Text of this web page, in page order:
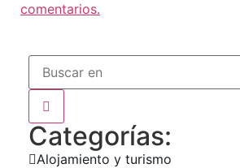
comentarios.
Categorías:
Alojamiento y turismo